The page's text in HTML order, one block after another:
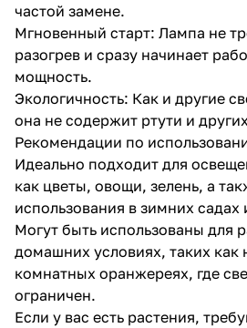
частой замене.
Мгновенный старт: Лампа не
разогрев и сразу начинает
мощность.
Экологичность: Как и другие
она не содержит ртути и
Рекомендации по
Идеально подходит для
как цветы, овощи, зелень, а
использования в зимних садах
Могут быть использованы для
домашних условиях, таких как
комнатных оранжереях, где
ограничен.
Если у вас есть растения,